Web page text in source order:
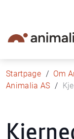
Startpage Om
Animalia AS